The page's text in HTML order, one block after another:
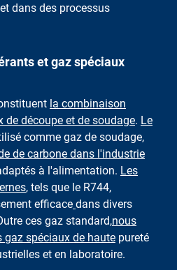
dans des processus
et gaz spéciaux
la combinaison
découpe et de soudage. Le
comme gaz de soudage,
de carbone dans l'industrie
à l'alimentation. Les
, tels que le R744,
efficace dans divers
ces gaz standard,nous
gaz spéciaux de haute pureté
et en laboratoire.